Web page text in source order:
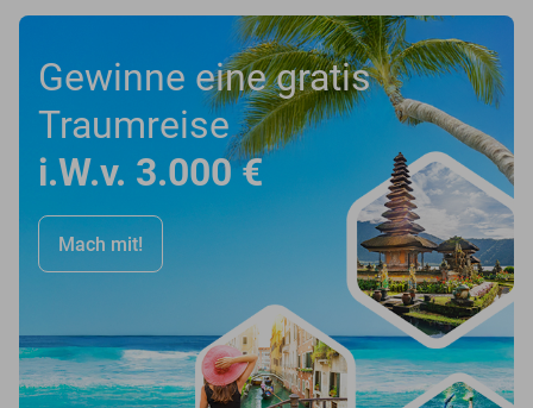
Gewinne eine gratis
Traumreise
i.W.v. 3.000 €
Mach mit!